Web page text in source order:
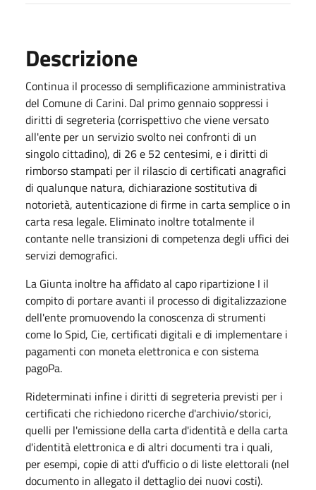
Descrizione
Continua il processo di semplificazione amministrativa
del Comune di Carini. Dal primo gennaio soppressi i
diritti di segreteria (corrispettivo che viene versato
all'ente per un servizio svolto nei confronti di un
singolo cittadino), di 26 e 52 centesimi, e i diritti di
rimborso stampati per il rilascio di certificati anagrafici
di qualunque natura, dichiarazione sostitutiva di
notorietà, autenticazione di firme in carta semplice o in
carta resa legale. Eliminato inoltre totalmente il
contante nelle transizioni di competenza degli uffici dei
servizi demografici.
La Giunta inoltre ha affidato al capo ripartizione I il
compito di portare avanti il processo di digitalizzazione
dell'ente promuovendo la conoscenza di strumenti
come lo Spid, Cie, certificati digitali e di implementare i
pagamenti con moneta elettronica e con sistema
pagoPa.
Rideterminati infine i diritti di segreteria previsti per i
certificati che richiedono ricerche d'archivio/storici,
quelli per l'emissione della carta d'identità e della carta
d'identità elettronica e di altri documenti tra i quali,
per esempi, copie di atti d'ufficio o di liste elettorali (nel
documento in allegato il dettaglio dei nuovi costi).